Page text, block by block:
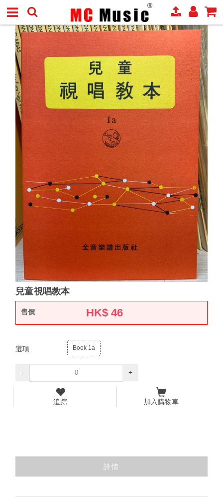
兒童視唱教本
售價 HK$46
選項 Book 1a
- +
追踪 加入購物車
詳情